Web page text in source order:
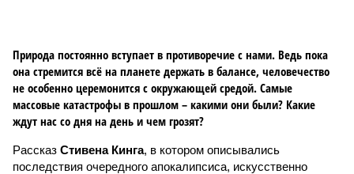
Природа постоянно вступает в противоречие с нами. Ведь пока
она стремится всё на планете держать в балансе, человечество
не особенно церемонится с окружающей средой. Самые
массовые катастрофы в прошлом – какими они были? Какие
ждут нас со дня на день и чем грозят?
Рассказ Стивена Кинга, в котором описывались
последствия очередного апокалипсиса, искусственно